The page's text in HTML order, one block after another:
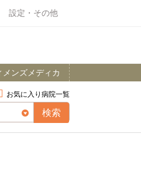
設定・その他
メンズメディカ
お気に入り病院一覧